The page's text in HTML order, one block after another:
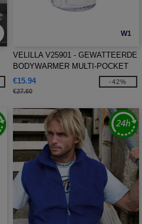
W1
VELILLA V25901 - GEWATTEERDE
BODYWARMER MULTI-POCKET
€15.94
€27.60
-42%